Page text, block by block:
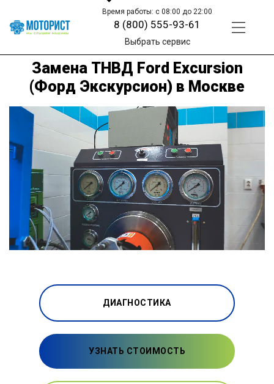
Время работы: с 08:00 до 22:00
8 (800) 555-93-61
Выбрать сервис
Замена ТНВД Ford Excursion
(Форд Экскурсион) в Москве
ДИАГНОСТИКА
УЗНАТЬ СТОИМОСТЬ